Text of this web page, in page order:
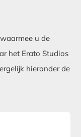
u de
het Erato Studios
hieronder de